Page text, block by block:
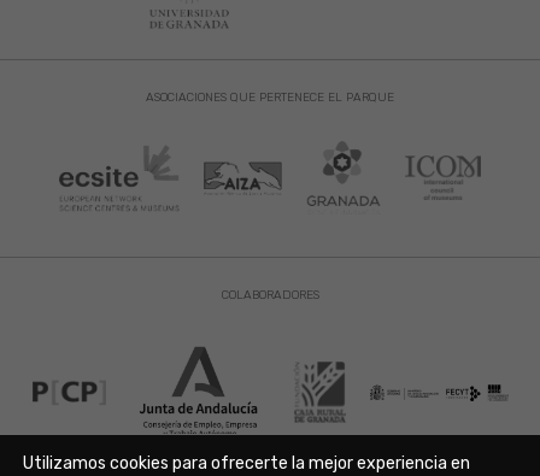
ASOCIACIONES QUE PERTENECE EL PARQUE
COLABORADORES
Utilizamos cookies para ofrecerte la mejor experiencia en